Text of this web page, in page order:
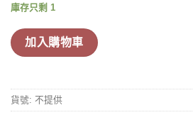
庫存只剩 1
加入購物車
貨號: 不提供